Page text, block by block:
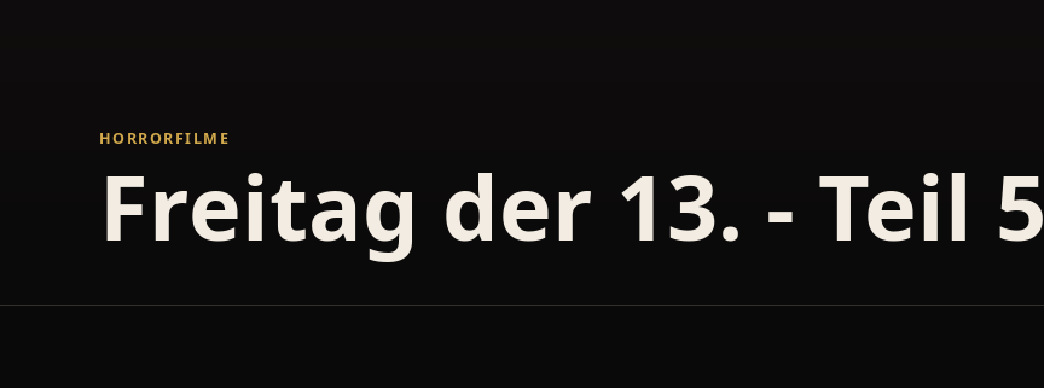
HORRORFILME
Freitag der 13. - Teil 5